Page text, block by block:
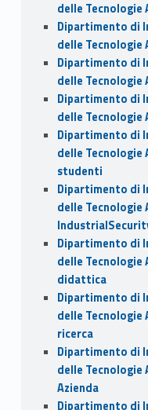
delle Tecnologie
Dipartimento di
delle Tecnologie
Dipartimento di
delle
Dipartimento di
delle
Dipartimento di
delle
studenti
Dipartimento di
delle
Dipartimento di
delle
didattica
Dipartimento di
delle
ricerca
Dipartimento di
delle
Azienda
Dipartimento di